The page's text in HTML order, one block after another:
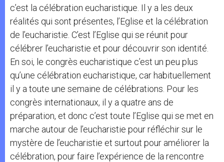
c’est la célébration eucharistique. Il y a les deux
réalités qui sont présentes, l’Eglise et la célébration
de l’eucharistie. C’est l’Eglise qui se réunit pour
célébrer l’eucharistie et pour découvrir son identité.
En soi, le congrès eucharistique c’est un peu plus
qu’une célébration eucharistique, car habituellement
il y a toute une semaine de célébrations. Pour les
congrès internationaux, il y a quatre ans de
préparation, et donc c’est toute l’Eglise qui se met en
marche autour de l’eucharistie pour réfléchir sur le
mystère de l’eucharistie et surtout pour améliorer la
célébration, pour faire l’expérience de la rencontre